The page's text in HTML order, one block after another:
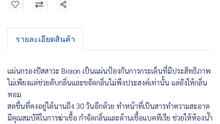
แชร์
รายละเอียดสินค้า
แผ่นกรองปัสสาวะ Bioion เป็นแผ่นป้องกันการกระเด็นที่มีประสิทธิภาพ
ไม่เพียงแต่ช่วยดับกลิ่นและขจัดกลิ่นไม่พึงประสงค์เท่านั้น แต่ยังให้กลิ่น
หอม
สดชื่นที่คงอยู่ได้นานถึง 30 วันอีกด้วย ทำหน้าที่เป็นสารทำความสะอาด
มีคุณสมบัติในการฆ่าเชื้อ กำจัดกลิ่นและต้านเชื้อแบคทีเรีย ช่วยให้ห้องน้ำ